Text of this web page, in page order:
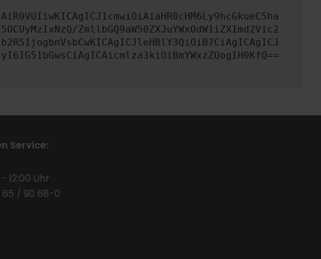
ZmllbGQ9aW50ZXJuYWxOdW1iZXImd2Vic2
Service:
12:00 Uhr
65 / 90 68-0